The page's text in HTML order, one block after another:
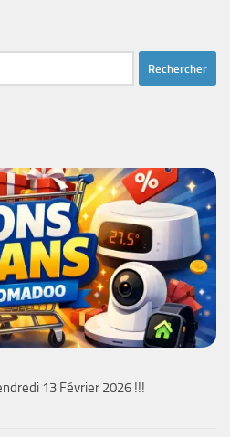
13 Février 2026 !!!